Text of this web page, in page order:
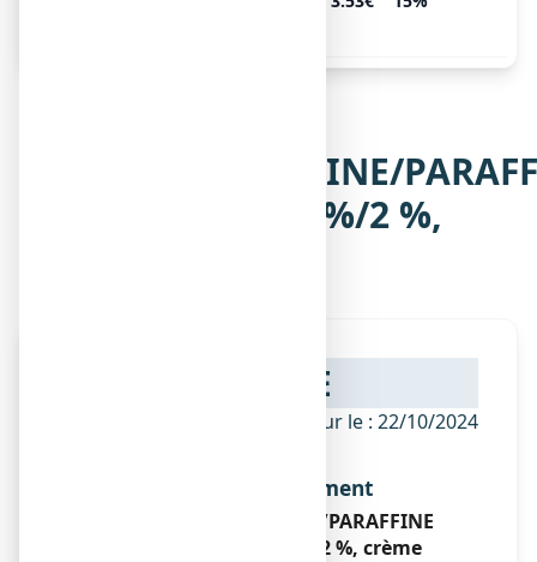
GLYCEROL/VASELINE/
CRISTERS 15 %/8 %/2 %,
NOTICE
ANSM - Mis à jour le : 22/10/2024
Dénomination du médicament
GLYCEROL/VASELINE/PARAFFINE
CRISTERS 15 %/8 %/2 %, crème